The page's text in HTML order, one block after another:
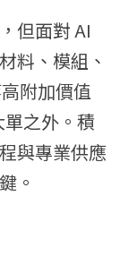
但面對 AI
料、模組、
附加價值
之外。積
與專業供應
。